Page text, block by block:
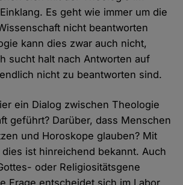
Es geht wie immer um die
nicht beantworten
kann dies zwar auch nicht,
sucht halt nach Antworten auf
nicht zu beantworten sind.
ein Dialog zwischen Theologie
geführt? Darüber, dass Menschen
und Horoskope glauben? Mit
ist hinreichend bekannt. Auch
oder Religiositätsgene